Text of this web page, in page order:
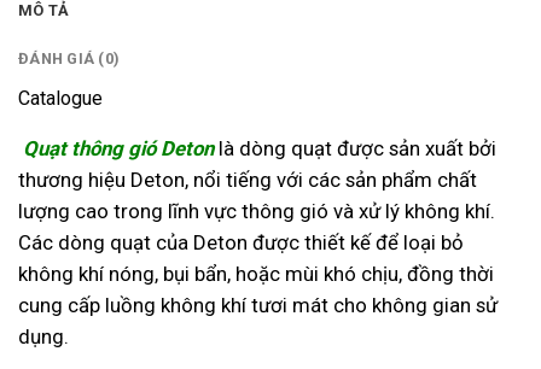
MÔ TẢ
ĐÁNH GIÁ (0)
Catalogue
Quạt thông gió Detonlà dòng quạt được sản xuất bởi
thương hiệu Deton, nổi tiếng với các sản phẩm chất
lượng cao trong lĩnh vực thông gió và xử lý không khí.
Các dòng quạt của Deton được thiết kế để loại bỏ
không khí nóng, bụi bẩn, hoặc mùi khó chịu, đồng thời
cung cấp luồng không khí tươi mát cho không gian sử
dụng.